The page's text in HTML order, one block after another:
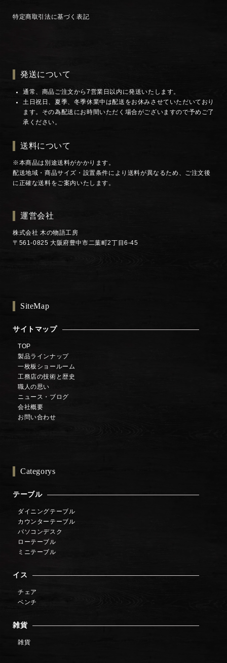
特定商取引法に基づく表記
発送について
通常、商品ご注文から7営業日以内に発送いたします。
土日祝日、夏季、冬季休業中は配送をお休みさせていただいており
ます。その為配送にお時間いただく場合がございますので予めご了
承ください。
送料について
※本商品は別途送料がかかります。
配送地域・商品サイズ・設置条件により送料が異なるため、ご注文後
に正確な送料をご案内いたします。
運営会社
株式会社 木の物語工房
〒561-0825 大阪府豊中市二葉町2丁目6-45
SiteMap
サイトマップ
TOP
製品ラインナップ
一枚板ショールーム
工務店の技術と歴史
職人の思い
ニュース・ブログ
会社概要
お問い合わせ
Categorys
テーブル
ダイニングテーブル
カウンターテーブル
パソコンデスク
ローテーブル
ミニテーブル
イス
チェア
ベンチ
雑貨
雑貨